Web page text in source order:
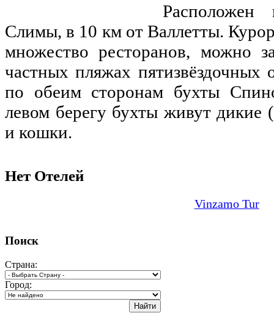
Расположен
Слимы, в 10 км от Валлетты.
множество ресторанов, можно
частных пляжах пятизвёздочных
по обеим сторонам бухты
левом берегу бухты живут дикие
и кошки.
Нет Отелей
Vinzamo Tur
Поиск
Страна:
Город: